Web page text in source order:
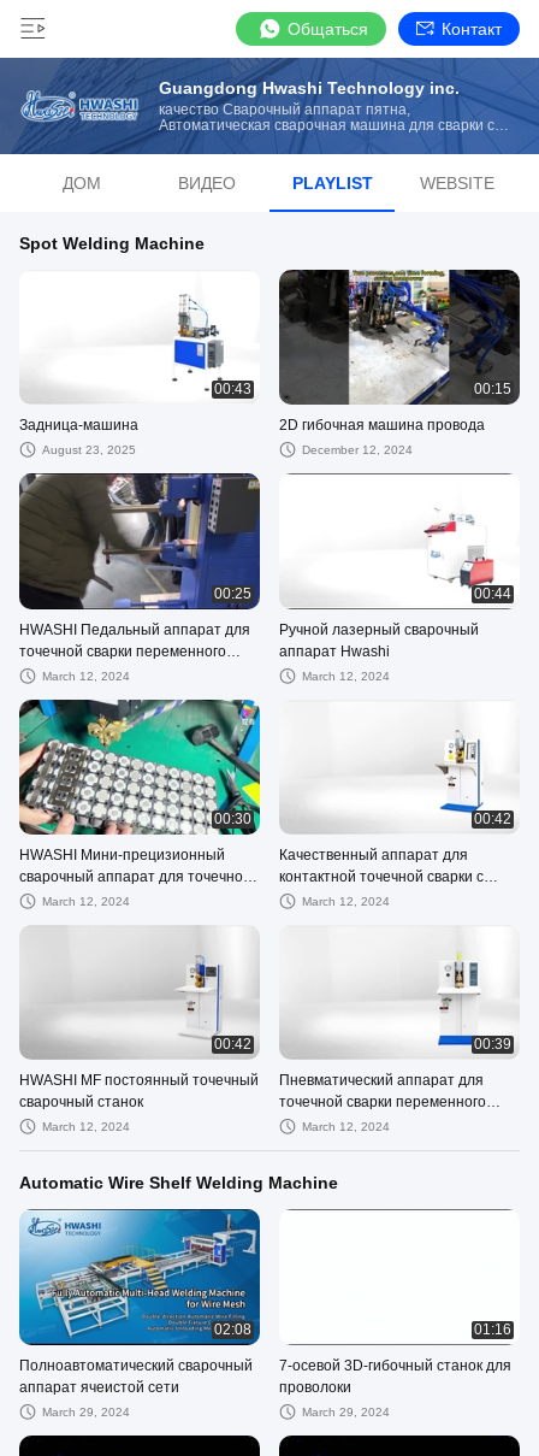
Общаться Контакт
Guangdong Hwashi Technology inc.
качество Сварочный аппарат пятна,
Автоматическая сварочная машина для сварки с
помощью проволоки manufacturer from China
ДОМ ВИДЕО PLAYLIST WEBSITE
Spot Welding Machine
00:43
Задница-машина
August 23, 2025
00:15
2D гибочная машина провода
December 12, 2024
00:25
HWASHI Педальный аппарат для
точечной сварки переменного
токаMarch 12, 2024
00:44
Ручной лазерный сварочный
аппарат Hwashi
March 12, 2024
00:30
HWASHI Мини-прецизионный
сварочный аппарат для точечной
сварки с аккумулятором
March 12, 2024
00:42
Качественный аппарат для
контактной точечной сварки с
конденсаторным разрядом из
March 12, 2024
00:42
HWASHI MF постоянный точечный
сварочный станок
March 12, 2024
00:39
Пневматический аппарат для
точечной сварки переменного
токаMarch 12, 2024
Automatic Wire Shelf Welding Machine
02:08
Полноавтоматический сварочный
аппарат ячеистой сети
March 29, 2024
01:16
7-осевой 3D-гибочный станок для
проволоки
March 29, 2024